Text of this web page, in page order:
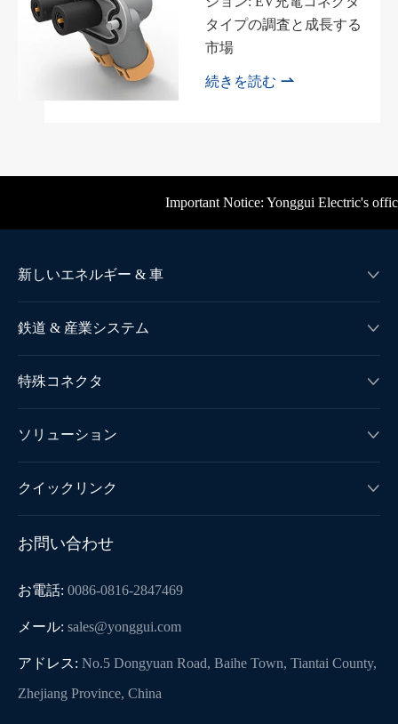
タイプの調査と成長する
市場
続きを読む 
Important Notice: Yonggui Electric's
新しいエネルギー & 車 
鉄道 & 産業システム 
特殊コネクタ 
ソリューション 
クイックリンク 
お問い合わせ
お電話: 0086-0816-2847469
メール: sales@yonggui.com
アドレス: No.5 Dongyuan Road, Baihe Town, Tiantai County,
Zhejiang Province, China